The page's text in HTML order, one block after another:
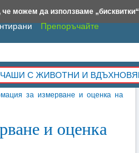
за измерване и оценка на
и оценка
Препоръчайте
ЧАШИ С ЖИВОТНИ И
че можем да използваме